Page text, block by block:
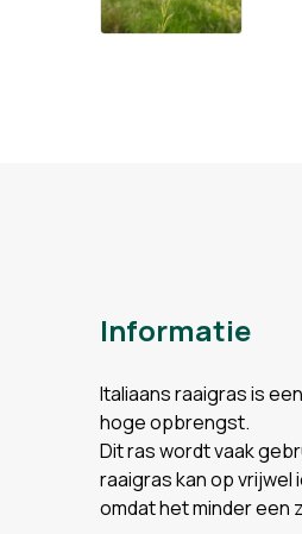
Informatie
Italiaans raaigras is
hoge opbrengst.
Dit ras wordt vaak
raaigras kan op
omdat het minder een